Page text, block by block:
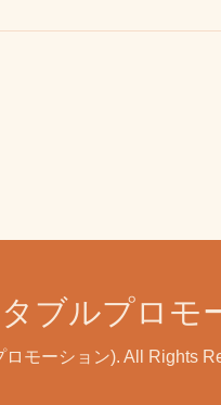
ブルプロモ
ロモーション). All Rights